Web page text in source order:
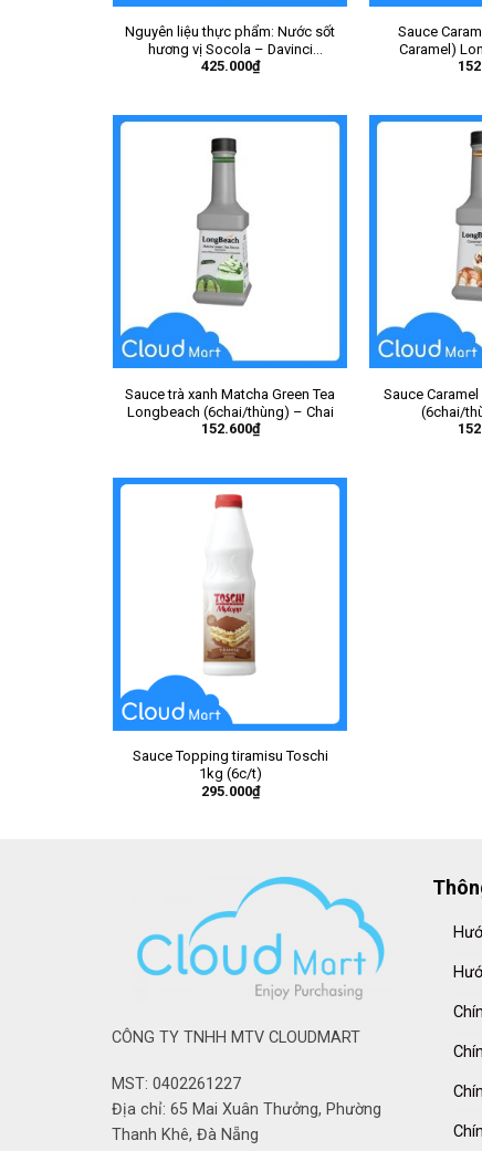
Nguyên liệu thực phẩm: Nước sốt
hương vị Socola – Davinci
Gourmet Chocolate FLV Sauce
425.000₫
Sauce
Caramel)
(6chai/
Sauce trà xanh Matcha Green Tea
Longbeach (6chai/thùng) – Chai
152.600₫
Sauce
(6chai/
Sauce Topping tiramisu Toschi
1kg (6c/t)
295.000₫
CÔNG TY TNHH MTV CLOUDMART
MST: 0402261227
Địa chỉ: 65 Mai Xuân Thưởng, Phường
Thanh Khê, Đà Nẵng